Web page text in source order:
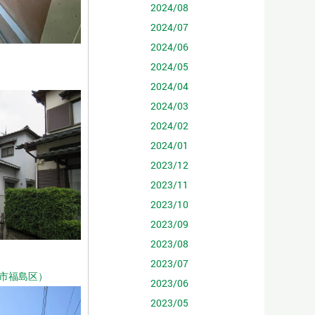
福島区）
2024/08
2024/07
2024/06
2024/05
2024/04
2024/03
2024/02
2024/01
2023/12
2023/11
2023/10
2023/09
2023/08
2023/07
2023/06
2023/05